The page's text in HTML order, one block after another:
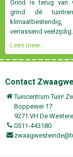
Grind is terug van
grind dé
verrassend veelzijdig.
Lees meer...
Contact
Tuincentrum Tuin!
Boppewei 17
9271 VH De
0511-443180